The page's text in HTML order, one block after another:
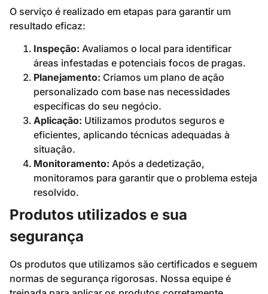
O serviço é realizado em etapas para garantir um
resultado eficaz:
Inspeção: Avaliamos o local para identificar
áreas infestadas e potenciais focos de pragas.
Planejamento: Criamos um plano de ação
personalizado com base nas necessidades
específicas do seu negócio.
Aplicação: Utilizamos produtos seguros e
eficientes, aplicando técnicas adequadas à
situação.
Monitoramento: Após a dedetização,
monitoramos para garantir que o problema esteja
resolvido.
Produtos utilizados e sua
segurança
Os produtos que utilizamos são certificados e seguem
normas de segurança rigorosas. Nossa equipe é